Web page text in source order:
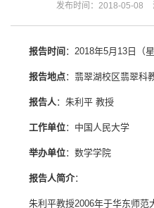
发布时间：2018-05-08
报告时间 ：2018年5月13日（
报告地点：翡翠湖校区翡翠科
报告人：朱利平 教授
工作单位：中国人民大学
举办单位：数学学院
报告人简介：
朱利平教授2006年于华东师范